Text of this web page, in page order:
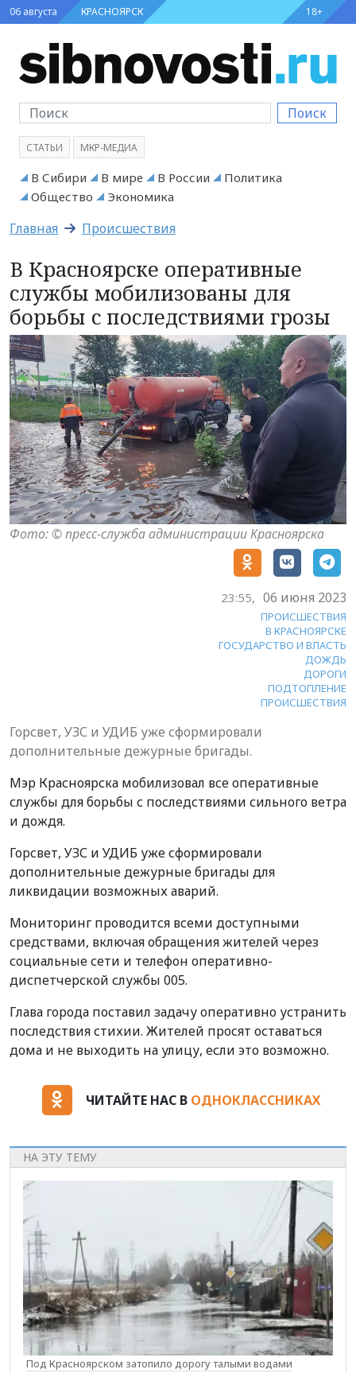
06 августа КРАСНОЯРСК 18+
Поиск
СТАТЬИ МКР-МЕДИА
В Сибири В мире В России
Политика
Общество
Экономика
Главная Происшествия
В Красноярске оперативные
службы мобилизованы для
борьбы с последствиями грозы
Фото: © пресс-служба администрации Красноярска
23:55, 06 июня 2023
ПРОИСШЕСТВИЯ
В КРАСНОЯРСКЕ
ГОСУДАРСТВО И ВЛАСТЬ
ДОЖДЬ
ДОРОГИ
ПОДТОПЛЕНИЕ
ПРОИСШЕСТВИЯ
Горсвет, УЗС и УДИБ уже сформировали
дополнительные дежурные бригады.
Мэр Красноярска мобилизовал все оперативные
службы для борьбы с последствиями сильного ветра
и дождя.
Горсвет, УЗС и УДИБ уже сформировали
дополнительные дежурные бригады для
ликвидации возможных аварий.
Мониторинг проводится всеми доступными
средствами, включая обращения жителей через
социальные сети и телефон оперативно-
диспетчерской службы 005.
Глава города поставил задачу оперативно устранить
последствия стихии. Жителей просят оставаться
дома и не выходить на улицу, если это возможно.
ЧИТАЙТЕ НАС В ОДНОКЛАССНИКАХ
НА ЭТУ ТЕМУ
Под Красноярском затопило дорогу талыми водами